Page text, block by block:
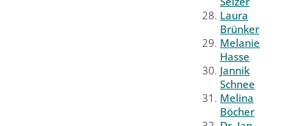
Laura
Brünker
Melanie
Hasse
Jannik
Schnee
Melina
Böcher